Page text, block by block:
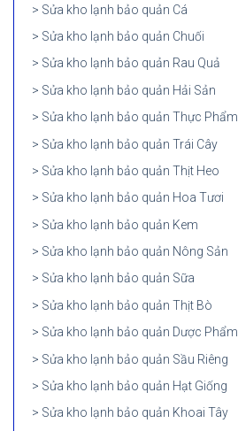
Sửa kho lạnh bảo quản Cá
Sửa kho lạnh bảo quản Chuối
Sửa kho lạnh bảo quản Rau Quả
Sửa kho lạnh bảo quản Hải Sản
Sửa kho lạnh bảo quản Thực Phẩm
Sửa kho lạnh bảo quản Trái Cây
Sửa kho lạnh bảo quản Thịt Heo
Sửa kho lạnh bảo quản Hoa Tươi
Sửa kho lạnh bảo quản Kem
Sửa kho lạnh bảo quản Nông Sản
Sửa kho lạnh bảo quản Sữa
Sửa kho lạnh bảo quản Thịt Bò
Sửa kho lạnh bảo quản Dược Phẩm
Sửa kho lạnh bảo quản Sầu Riêng
Sửa kho lạnh bảo quản Hạt Giống
Sửa kho lạnh bảo quản Khoai Tây